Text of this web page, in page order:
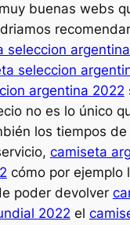
buenas webs
seleccion
seleccion
argentina 2022
no es lo único
los tiempos de
camiseta
cómo por ejemplo
poder devolver
2022 el